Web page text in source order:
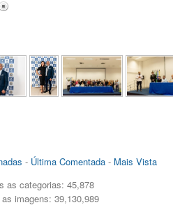
- Última Comentada- Mais Vista
as categorias: 45,878
imagens: 39,130,989